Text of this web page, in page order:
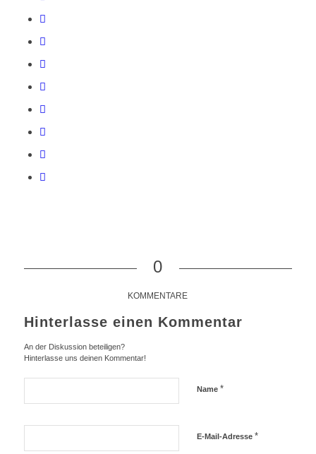
0
KOMMENTARE
Hinterlasse einen Kommentar
An der Diskussion beteiligen?
Hinterlasse uns deinen Kommentar!
Name *
E-Mail-Adresse *